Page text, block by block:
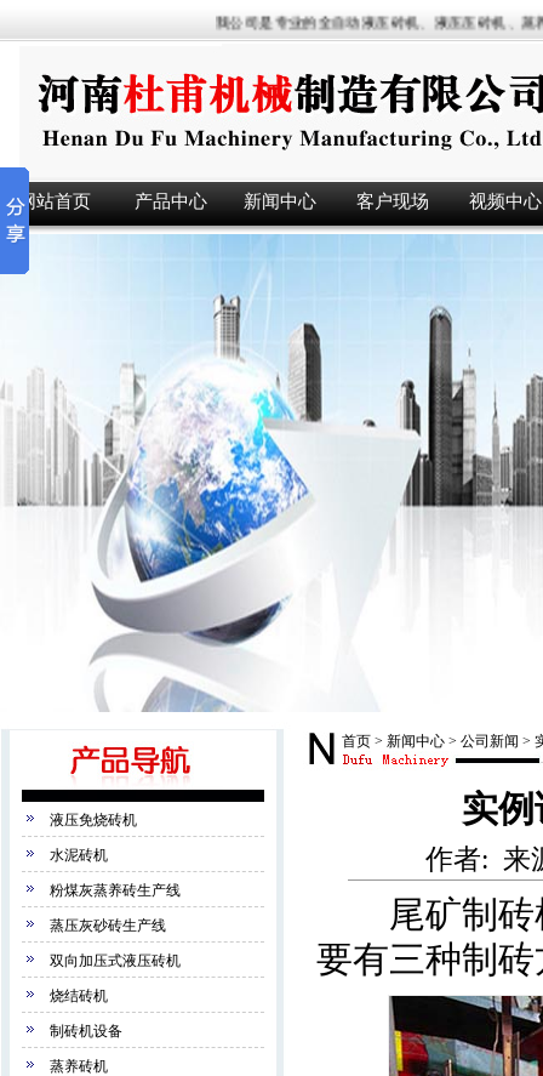
我公司是专业的全自动液压砖机、液压压砖机、蒸
网站首页 产品中心 新闻中心 客户现场 视频中心
液压免烧砖机
水泥砖机
粉煤灰蒸养砖生产线
蒸压灰砂砖生产线
双向加压式液压砖机
烧结砖机
制砖机设备
蒸养砖机
首页 > 新闻中心 > 公司新闻 >
实
作者: 来
尾矿制砖根
要有三种制